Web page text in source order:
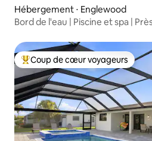
Hébergement ⋅ Englewood
Bord de l'eau | Piscine et spa |
Coups de cœur voyageurs les
Coup de cœur voyageurs